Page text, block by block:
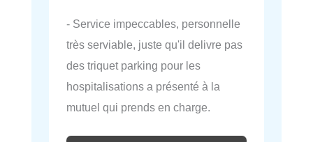
- Service impeccables, personnelle
très serviable, juste qu'il delivre pas
des triquet parking pour les
hospitalisations a présenté à la
mutuel qui prends en charge.